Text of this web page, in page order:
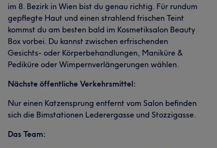
im 8. Bezirk in Wien bist du genau richtig. Für rundum
gepflegte Haut und einen strahlend frischen Teint
kommst du am besten bald im Kosmetiksalon Beauty
Box vorbei. Du kannst zwischen erfrischenden
Gesichts- oder Körperbehandlungen, Maniküre &
Pediküre oder Wimpernverlängerungen wählen.
Nächste öffentliche Verkehrsmittel:
Nur einen Katzensprung entfernt vom Salon befinden
sich die Bimstationen Lederergasse und Stozzigasse.
Das Team: